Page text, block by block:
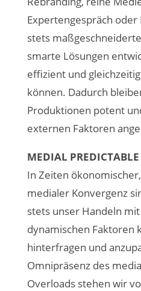
Expertengespräch
stets
smarte Lösungen
effizient und
können. Dadurch
Produktionen potent
externen Faktoren
MEDIAL
In Zeiten
medialer Konvergenz
stets unser Handeln
dynamischen Faktoren
hinterfragen und
Omnipräsenz des
Overloads stehen wir